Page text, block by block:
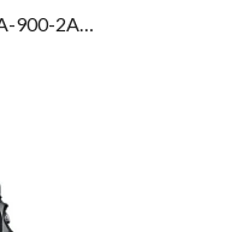
Relógio Casio G-shock GA-900-2AER